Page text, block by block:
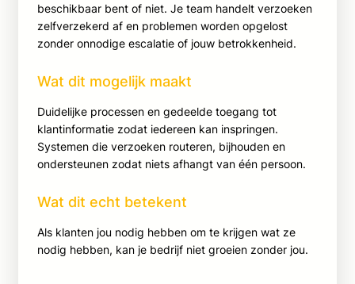
beschikbaar bent of niet. Je team handelt verzoeken
zelfverzekerd af en problemen worden opgelost
zonder onnodige escalatie of jouw betrokkenheid.
Wat dit mogelijk maakt
Duidelijke processen en gedeelde toegang tot
klantinformatie zodat iedereen kan inspringen.
Systemen die verzoeken routeren, bijhouden en
ondersteunen zodat niets afhangt van één persoon.
Wat dit echt betekent
Als klanten jou nodig hebben om te krijgen wat ze
nodig hebben, kan je bedrijf niet groeien zonder jou.